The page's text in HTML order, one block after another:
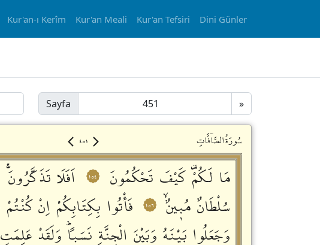
Kur'an-ı Kerîm Kur'an Meali Kur'an Tefsiri Dini Günler
Sayfa »
٤٥١ سُورَةُالصَّاۤفَّاتِ
مَا لَكُمْࣞ كَيْفَ تَحْكُمُونَ ١٥٤ اَفَلَا تَذَكَّرُونَۚ
سُلْطَانٌ مُبٖينٌۙ
١٥٦ فَأْتُوا بِكِتَابِكُمْ اِنْ
وَجَعَلُوا بَيْنَهُ وَبَيْنَ الْجِنَّةِ نَسَباًؕ وَلَقَدْ